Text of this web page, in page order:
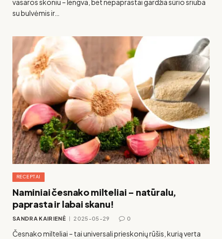
vasaros skoniu – lengva, bet nepaprastai gardžia sūrio sriuba
su bulvėmis ir…
RECEPTAI
Naminiai česnako milteliai – natūralu,
paprasta ir labai skanu!
SANDRA KAIRIENĖ 2025-05-29 0
Česnako milteliai – tai universali prieskonių rūšis, kurią verta